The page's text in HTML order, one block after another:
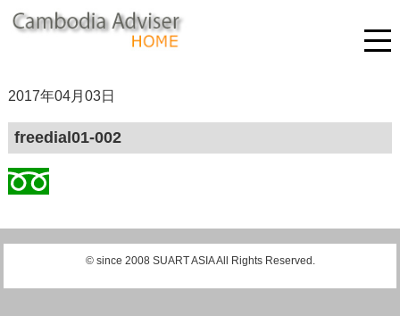
2017年04月03日
freedial01-002
© since 2008 SUART ASIA All Rights Reserved.